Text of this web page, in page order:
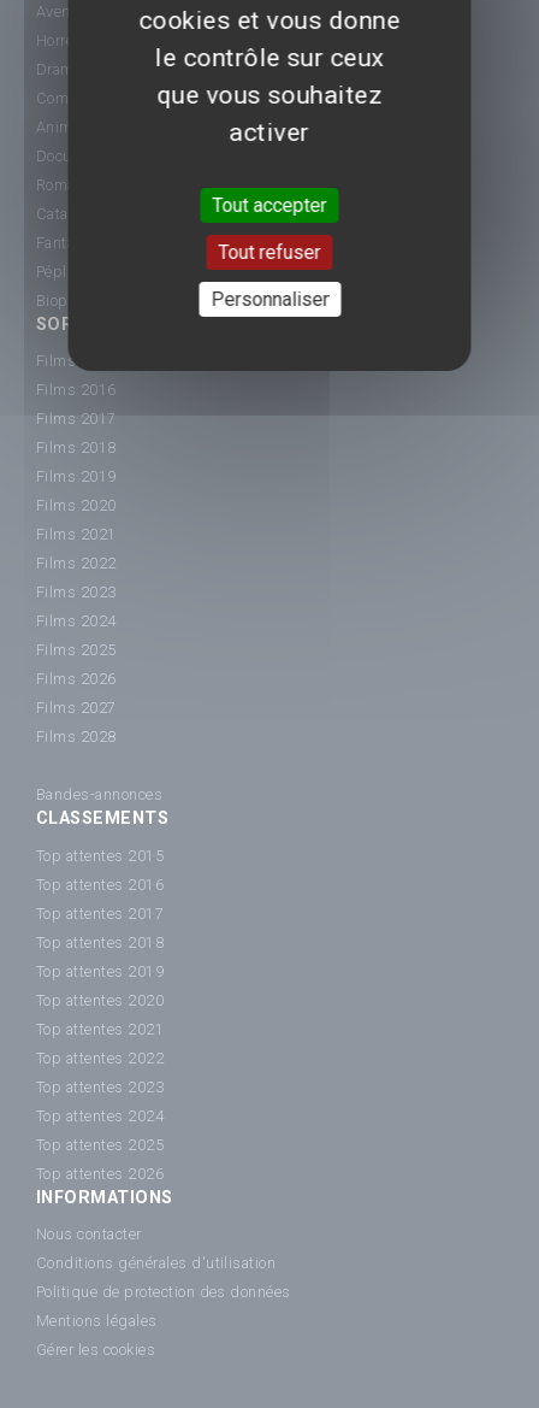
Aventure
Horreur
Drame
Comédie
Animation
Documentaire
Romance
Catastrophe
Fantastique
Péplum
Biopic
SORTIE CINÉ
Films 2015
Films 2016
Films 2017
Films 2018
Films 2019
Films 2020
Films 2021
Films 2022
Films 2023
Films 2024
Films 2025
Films 2026
Films 2027
Films 2028
Bandes-annonces
CLASSEMENTS
Top attentes 2015
Top attentes 2016
Top attentes 2017
Top attentes 2018
Top attentes 2019
Top attentes 2020
Top attentes 2021
Top attentes 2022
Top attentes 2023
Top attentes 2024
Top attentes 2025
Top attentes 2026
INFORMATIONS
Nous contacter
Conditions générales d'utilisation
Politique de protection des données
Mentions légales
Gérer les cookies
cookies et vous donne
le contrôle sur ceux
que vous souhaitez
activer
Tout accepter
Tout refuser
Personnaliser